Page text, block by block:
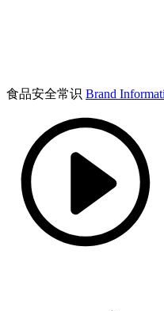
食品安全常识 Brand